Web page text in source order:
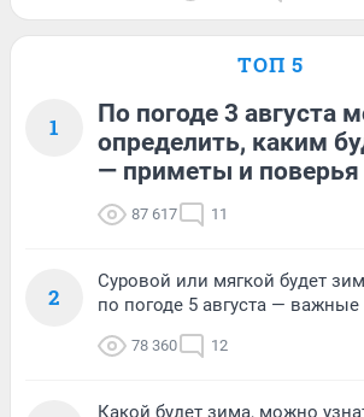
ТОП 5
1
По погоде 3 августа
определить, каким
— приметы и поверья
87 617 11
2
Суровой или мягкой будет
по погоде 5 августа —
78 360 12
Какой будет зима, можно